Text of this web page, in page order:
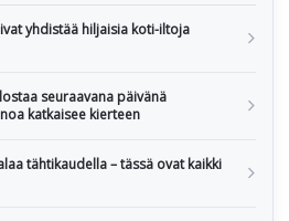
yhdistää hiljaisia koti-iltoja
seuraavana päivänä
katkaisee kierteen
tähtikaudella – tässä ovat kaikki